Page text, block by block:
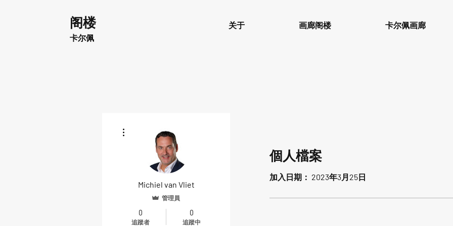
阁楼
卡尔佩
关于 画廊阁楼 卡尔佩画廊
個人檔案
加入日期： 2023年3月25日
Michiel van Vliet
管理員
0
追蹤者
0
追蹤中